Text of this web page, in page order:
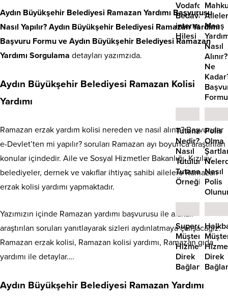
Aydın Büyükşehir Belediyesi Ramazan Yardımı Başvurusu
Nasıl Yapılır? Aydın Büyükşehir Belediyesi Ramazan Yardımı
Başvuru Formu ve Aydın Büyükşehir Belediyesi Ramazan
Yardımı Sorgulama detayları yazımzıda.
Aydın Büyükşehir Belediyesi Ramazan Kolisi
Yardımı
Ramazan erzak yardım kolisi nereden ve nasıl alınır? Başvurular
e-Devlet’ten mi yapılır? soruları Ramazan ayı boyunca araştırılan
konular içindedir. Aile ve Sosyal Hizmetler Bakanlığı, Kızılay,
belediyeler, dernek ve vakıflar ihtiyaç sahibi ailelere Ramazan
erzak kolisi yardımı yapmaktadır.
Yazımızın içinde Ramazan yardımı başvurusu ile alakalı
araştırılan soruları yanıtlayarak sizleri aydınlatmaya çalışacağız.
Ramazan erzak kolisi, Ramazan kolisi yardımı, Ramazan gıda
yardımı ile detaylar….
Aydın Büyükşehir Belediyesi Ramazan Yardımı
Vodafone
Bedava
internet
Hilesi
Maaş
Nasıl
Alınır?
Ne
Formu
Tutanak
Nedir?
Nasıl
Tutulur?
Tutanak
Örneği
Polis
Olma
Nasıl
Polis
Superonline
Müşteri
Hizmetlerine
Direk
Bağlanma
Direk